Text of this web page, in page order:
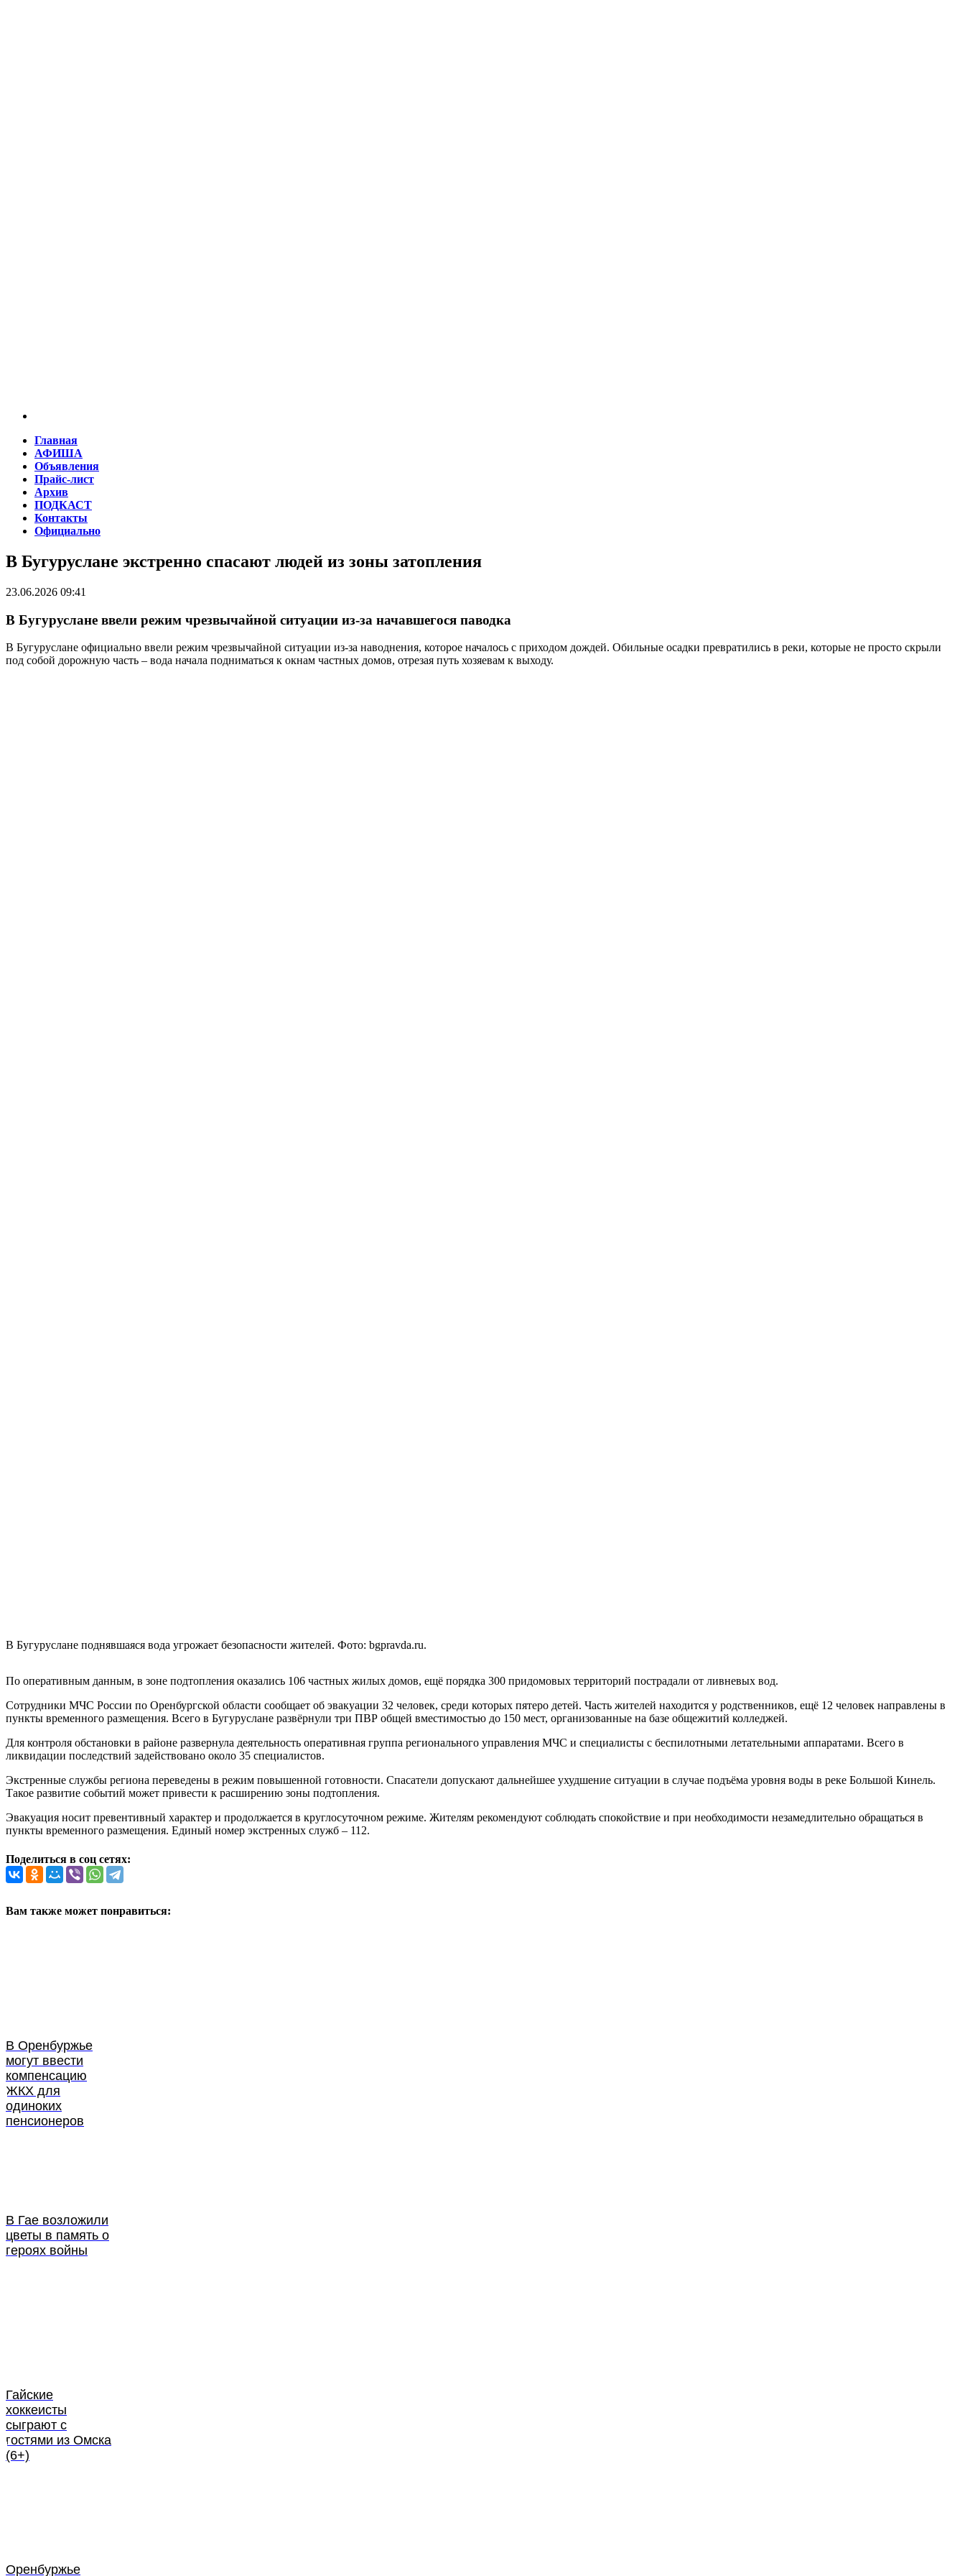
Главная
АФИША
Объявления
Прайс-лист
Архив
ПОДКАСТ
Контакты
Официально
В Бугуруслане экстренно спасают людей из зоны затопления
23.06.2026 09:41
В Бугуруслане ввели режим чрезвычайной ситуации из-за начавшегося паводка
В Бугуруслане официально ввели режим чрезвычайной ситуации из-за наводнения, которое началось с приходом дождей. Обильные осадки превратились в реки, которые не просто скрыли
под собой дорожную часть – вода начала подниматься к окнам частных домов, отрезая путь хозяевам к выходу.
В Бугуруслане поднявшаяся вода угрожает безопасности жителей. Фото: bgpravda.ru.
По оперативным данным, в зоне подтопления оказались 106 частных жилых домов, ещё порядка 300 придомовых территорий пострадали от ливневых вод.
Сотрудники МЧС России по Оренбургской области сообщает об эвакуации 32 человек, среди которых пятеро детей. Часть жителей находится у родственников, ещё 12 человек направлены в
пункты временного размещения. Всего в Бугуруслане развёрнули три ПВР общей вместимостью до 150 мест, организованные на базе общежитий колледжей.
Для контроля обстановки в районе развернула деятельность оперативная группа регионального управления МЧС и специалисты с беспилотными летательными аппаратами. Всего в
ликвидации последствий задействовано около 35 специалистов.
Экстренные службы региона переведены в режим повышенной готовности. Спасатели допускают дальнейшее ухудшение ситуации в случае подъёма уровня воды в реке Большой Кинель.
Такое развитие событий может привести к расширению зоны подтопления.
Эвакуация носит превентивный характер и продолжается в круглосуточном режиме. Жителям рекомендуют соблюдать спокойствие и при необходимости незамедлительно обращаться в
пункты временного размещения. Единый номер экстренных служб – 112.
Поделиться в соц сетях:
Вам также может понравиться:
В Оренбуржье
могут ввести
компенсацию
ЖКХ для
одиноких
пенсионеров
В Гае возложили
цветы в память о
героях войны
Гайские
хоккеисты
сыграют с
гостями из Омска
(6+)
Оренбуржье